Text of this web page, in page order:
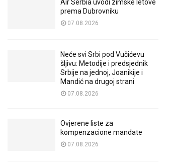
Air Serbia uvodi zimske letove
prema Dubrovniku
07.08.2026
Neće svi Srbi pod Vučićevu
šljivu: Metodije i predsjednik
Srbije na jednoj, Joanikije i
Mandić na drugoj strani
07.08.2026
Ovjerene liste za
kompenzacione mandate
07.08.2026